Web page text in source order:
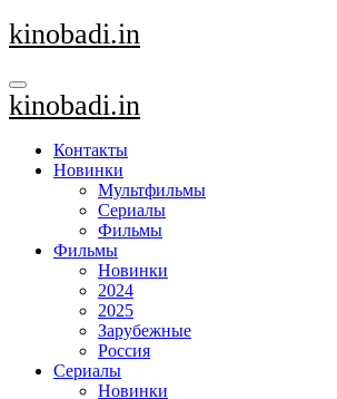
Перейти
к
kinobadi.in
kinobadi.in
Контакты
Новинки
Мультфильмы
Сериалы
Фильмы
Фильмы
Новинки
2024
2025
Зарубежные
Россия
Сериалы
Новинки